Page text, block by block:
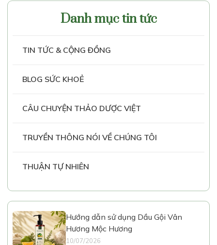
Danh mục tin tức
TIN TỨC & CỘNG ĐỒNG
BLOG SỨC KHOẺ
CÂU CHUYỆN THẢO DƯỢC VIỆT
TRUYỀN THÔNG NÓI VỀ CHÚNG TÔI
THUẬN TỰ NHIÊN
Hướng dẫn sử dụng Dầu Gội Vân
Hương Mộc Hương
10/07/2026